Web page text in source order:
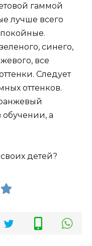
гаммой
лучше всего
синего,
все
Следует
оттенков.
обучении, а
детей?